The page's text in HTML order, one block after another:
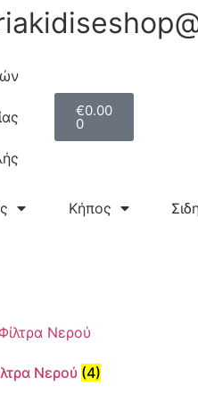
€0.00
0
Κήπος
Νερού (4)